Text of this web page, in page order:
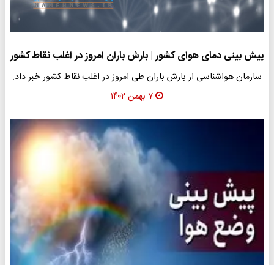
پیش بینی دمای هوای کشور | بارش باران امروز در اغلب نقاط کشور
سازمان هواشناسی از بارش باران طی امروز در اغلب نقاط کشور خبر داد.
۷ بهمن ۱۴۰۲